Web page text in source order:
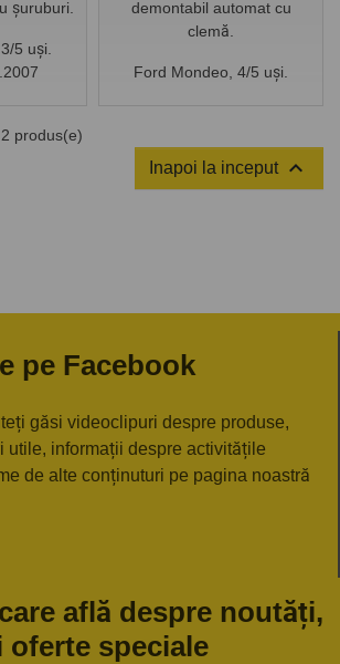
șuruburi.
5 uși.
demontabil automat cu
clemă.
Ford Mondeo, 4/5 uși.
produs(e)
Inapoi la inceput 
pe Facebook
găsi videoclipuri despre produse,
utile, informații despre activitățile
de alte conținuturi pe pagina noastră
află despre noutăți,
oferte speciale